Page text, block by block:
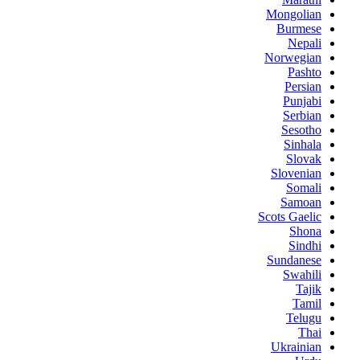
Mongolian
Burmese
Nepali
Norwegian
Pashto
Persian
Punjabi
Serbian
Sesotho
Sinhala
Slovak
Slovenian
Somali
Samoan
Scots Gaelic
Shona
Sindhi
Sundanese
Swahili
Tajik
Tamil
Telugu
Thai
Ukrainian